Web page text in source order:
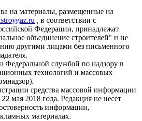
на материалы, размещенные на
, в соответствии с
Федерации, принадлежат
объединение строителей" и не
другими лицами без письменного
Федеральной службой по надзору в
технологий и массовых
средства массовой информации
мая 2018 года. Редакция не несет
информации,
материалах.